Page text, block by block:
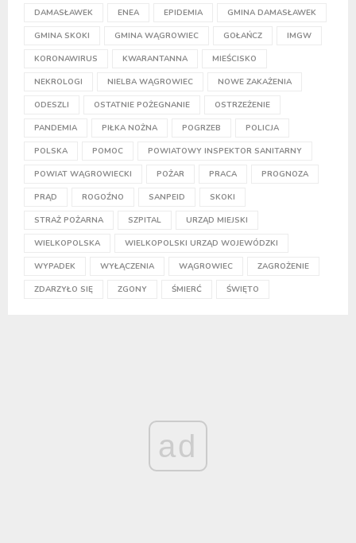
DAMASŁAWEK ENEA EPIDEMIA GMINA DAMASŁAWEK
GMINA SKOKI GMINA WĄGROWIEC GOŁAŃCZ IMGW
KORONAWIRUS KWARANTANNA MIEŚCISKO
NEKROLOGI NIELBA WĄGROWIEC NOWE ZAKAŻENIA
ODESZLI OSTATNIE POŻEGNANIE OSTRZEŻENIE
PANDEMIA PIŁKA NOŻNA POGRZEB POLICJA
POLSKA POMOC POWIATOWY INSPEKTOR SANITARNY
POWIAT WĄGROWIECKI POŻAR PRACA PROGNOZA
PRĄD ROGOŹNO SANPEID SKOKI
STRAŻ POŻARNA SZPITAL URZĄD MIEJSKI
WIELKOPOLSKA WIELKOPOLSKI URZĄD WOJEWÓDZKI
WYPADEK WYŁĄCZENIA WĄGROWIEC ZAGROŻENIE
ZDARZYŁO SIĘ ZGONY ŚMIERĆ ŚWIĘTO
ad